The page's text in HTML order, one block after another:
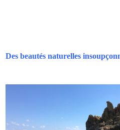
Des beautés naturelles